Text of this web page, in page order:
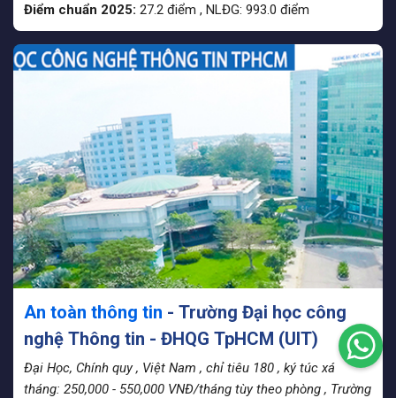
Điểm chuẩn 2025: 27.2 điểm , NLĐG: 993.0 điểm
An toàn thông tin - Trường Đại học công
nghệ Thông tin - ĐHQG TpHCM (UIT)
Đại Học, Chính quy , Việt Nam , chỉ tiêu 180 , ký túc xá
tháng: 250,000 - 550,000 VNĐ/tháng tùy theo phòng , Trường